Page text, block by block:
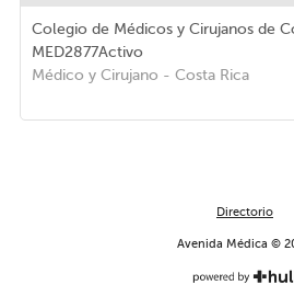
Colegio de Médicos y Cirujanos de
MED2877Activo
Médico y Cirujano - Costa Rica
Directorio
Avenida Médica ©